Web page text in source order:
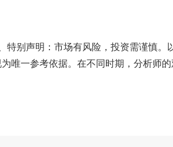
特别声明：市场有风险，投资需谨慎。
唯一参考依据。在不同时期，分析师